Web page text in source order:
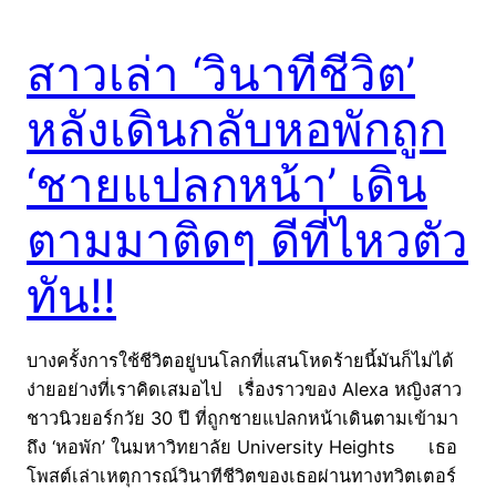
สาวเล่า ‘วินาทีชีวิต’
หลังเดินกลับหอพักถูก
‘ชายแปลกหน้า’ เดิน
ตามมาติดๆ ดีที่ไหวตัว
ทัน!!
บางครั้งการใช้ชีวิตอยู่บนโลกที่แสนโหดร้ายนี้มันก็ไม่ได้
ง่ายอย่างที่เราคิดเสมอไป เรื่องราวของ Alexa หญิงสาว
ชาวนิวยอร์กวัย 30 ปี ที่ถูกชายแปลกหน้าเดินตามเข้ามา
ถึง ‘หอพัก’ ในมหาวิทยาลัย University Heights เธอ
โพสต์เล่าเหตุการณ์วินาทีชีวิตของเธอผ่านทางทวิตเตอร์